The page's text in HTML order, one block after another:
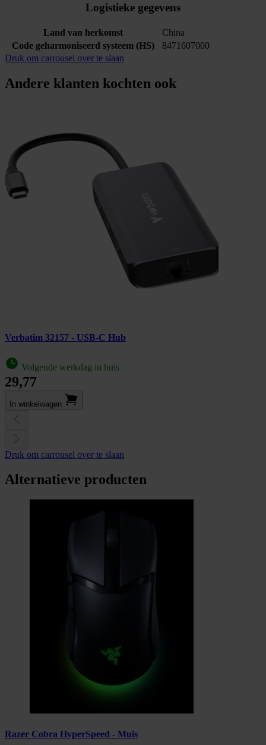
Logistieke gegevens
Land van herkomst
China
Code geharmoniseerd systeem (HS)
8471607000
Druk om carrousel over te slaan
Andere klanten kochten ook
Verbatim 32157 - USB-C Hub
Volgende werkdag in huis
29,77
In winkel­wagen
Druk om carrousel over te slaan
Alternatieve producten
Razer Cobra HyperSpeed - Muis